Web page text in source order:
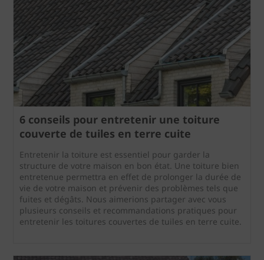
6 conseils pour entretenir une toiture
couverte de tuiles en terre cuite
Entretenir la toiture est essentiel pour garder la
structure de votre maison en bon état. Une toiture bien
entretenue permettra en effet de prolonger la durée de
vie de votre maison et prévenir des problèmes tels que
fuites et dégâts. Nous aimerions partager avec vous
plusieurs conseils et recommandations pratiques pour
entretenir les toitures couvertes de tuiles en terre cuite.